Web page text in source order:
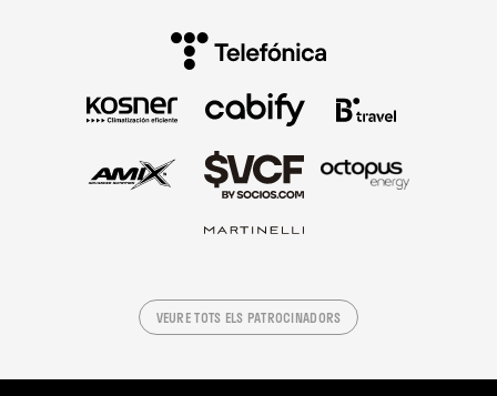
VEURE TOTS ELS PATROCINADORS